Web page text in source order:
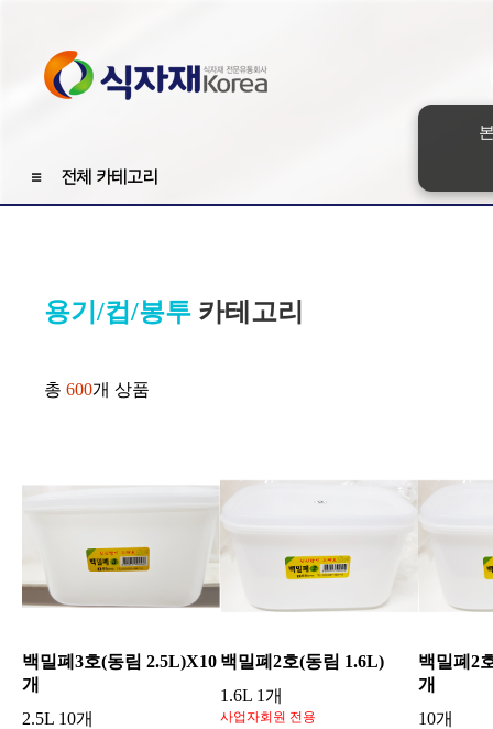
≡ 전체 카테고리
용기/컵/봉투 카테고리
총 600개 상품
백밀폐3호(동림 2.5L)X10
개
2.5L 10개
백밀폐2호(동림 1.6L)
1.6L 1개
사업자회원 전용
백밀폐2
개
10개